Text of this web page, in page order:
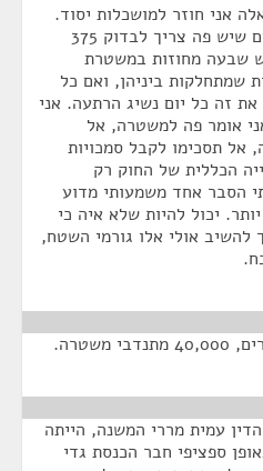
אני חוזר למושכלות יסוד.
פרופ' שמר אמר שלפי המדגמים שיש פה צריך לבדוק 375
יש שבעה מחוזות במשטרת
קרוב ל-70 תחנות שמתחלקות ביניהן, ואם כל
זה כל יום נשיג הרתעה. אני
אומר פה למשטרה, אל
תסכימו לקבל סמכויות
הכללית של החוק רק
הסבר אחד משמעותי מדוע
יכול להיות שלא איה כי
להשיב אולי אלו גורמי השטח,
עמית מררי המשנה, הייתה
ספציפי חבר הכנסת גדי